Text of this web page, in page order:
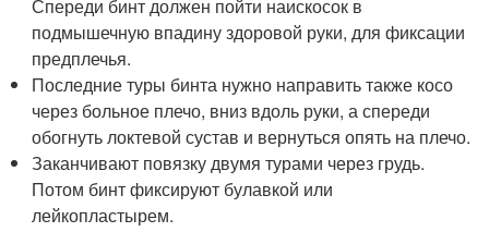
Спереди бинт должен пойти наискосок в
подмышечную впадину здоровой руки, для фиксации
предплечья.
Последние туры бинта нужно направить также косо
через больное плечо, вниз вдоль руки, а спереди
обогнуть локтевой сустав и вернуться опять на плечо.
Заканчивают повязку двумя турами через грудь.
Потом бинт фиксируют булавкой или
лейкопластырем.